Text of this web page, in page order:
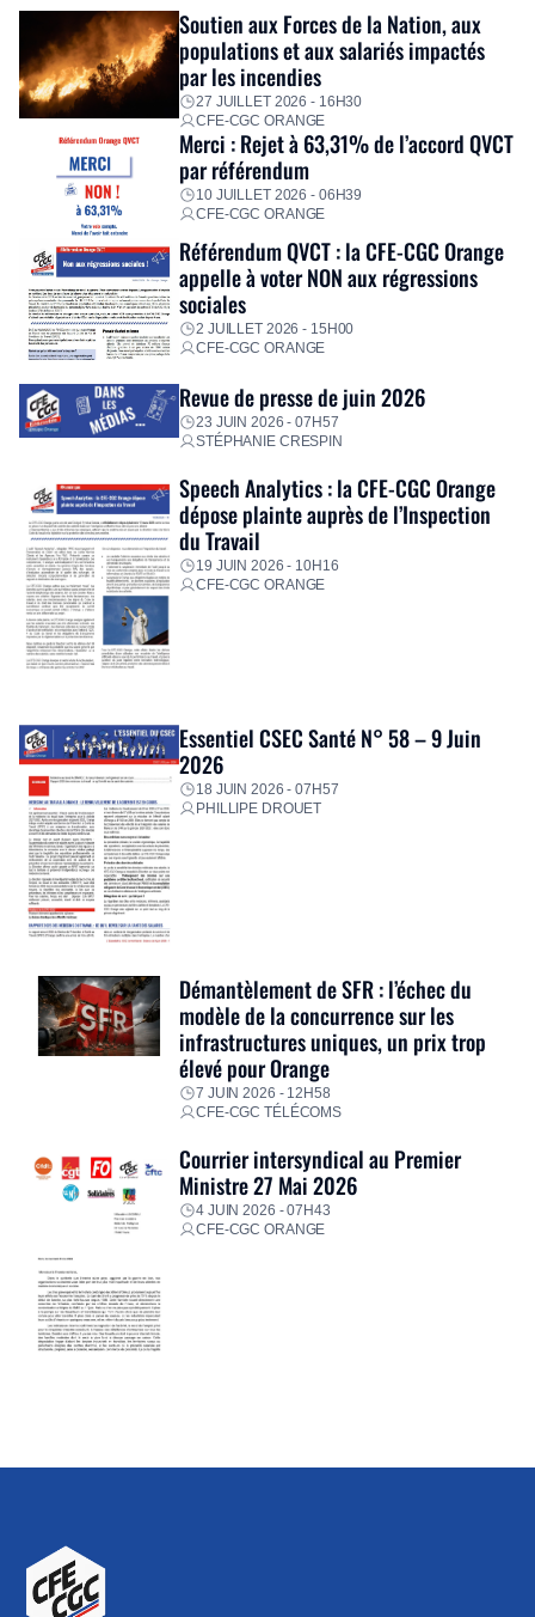
Fidèle à sa mission d’utilité sociale, le Groupe mobilise
immédiatement ses équipes afin de proposer un diagnostic
personnalisé, des aides financières pour faire face aux
premières dépenses, […]
Soutien aux Forces de la Nation, aux
populations et aux salariés impactés
par les incendies
27 JUILLET 2026 - 16H30
CFE-CGC ORANGE
Merci : Rejet à 63,31% de l’accord QVCT
par référendum
10 JUILLET 2026 - 06H39
CFE-CGC ORANGE
Référendum QVCT : la CFE-CGC Orange
appelle à voter NON aux régressions
sociales
2 JUILLET 2026 - 15H00
CFE-CGC ORANGE
Revue de presse de juin 2026
23 JUIN 2026 - 07H57
STÉPHANIE CRESPIN
Speech Analytics : la CFE-CGC Orange
dépose plainte auprès de l’Inspection
du Travail
19 JUIN 2026 - 10H16
CFE-CGC ORANGE
Essentiel CSEC Santé N° 58 – 9 Juin
2026
18 JUIN 2026 - 07H57
PHILLIPE DROUET
Démantèlement de SFR : l’échec du
modèle de la concurrence sur les
infrastructures uniques, un prix trop
élevé pour Orange
7 JUIN 2026 - 12H58
CFE-CGC TÉLÉCOMS
Courrier intersyndical au Premier
Ministre 27 Mai 2026
4 JUIN 2026 - 07H43
CFE-CGC ORANGE